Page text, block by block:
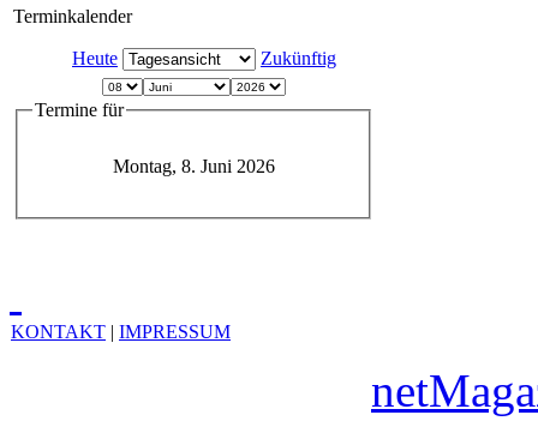
Terminkalender
Heute Zukünftig
Termine für
Montag, 8. Juni 2026
KONTAKT | IMPRESSUM